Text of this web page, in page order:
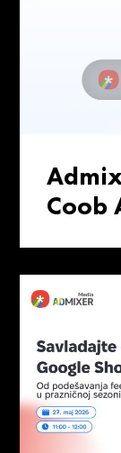
Coob